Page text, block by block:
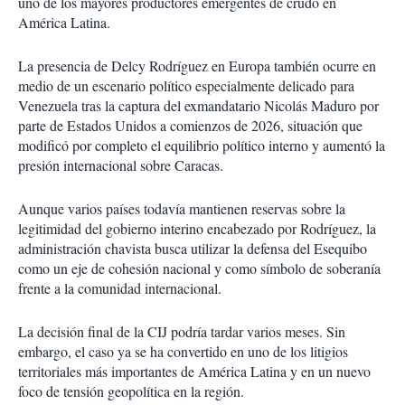
América Latina.
La presencia de Delcy Rodríguez en Europa también ocurre en
medio de un escenario político especialmente delicado para
Venezuela tras la captura del exmandatario Nicolás Maduro por
parte de Estados Unidos a comienzos de 2026, situación que
modificó por completo el equilibrio político interno y aumentó la
presión internacional sobre Caracas.
Aunque varios países todavía mantienen reservas sobre la
legitimidad del gobierno interino encabezado por Rodríguez, la
administración chavista busca utilizar la defensa del Esequibo
como un eje de cohesión nacional y como símbolo de soberanía
frente a la comunidad internacional.
La decisión final de la CIJ podría tardar varios meses. Sin
embargo, el caso ya se ha convertido en uno de los litigios
territoriales más importantes de América Latina y en un nuevo
foco de tensión geopolítica en la región.